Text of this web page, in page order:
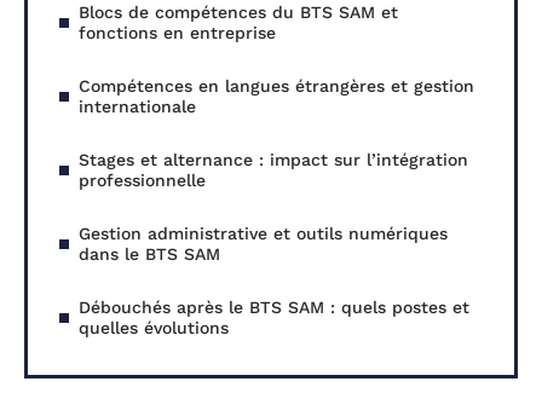
Blocs de compétences du BTS SAM et
fonctions en entreprise
Compétences en langues étrangères et gestion
internationale
Stages et alternance : impact sur l’intégration
professionnelle
Gestion administrative et outils numériques
dans le BTS SAM
Débouchés après le BTS SAM : quels postes et
quelles évolutions